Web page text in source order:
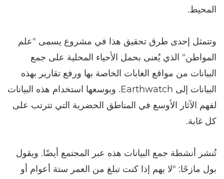
المحيط.
وتتمثل إحدى طرق تحقيق هذا في مشروع يسمى "علم
المواطن" الذي يُعنى بحمل الأحياء المحلية على جمع
البيانات من مواقع الغابات الخاصة بها ورفع تقارير بهذه
البيانات إلى Earthwatch. وبوسعها استخدام هذه البيانات
لفهم الآثار الأوسع في المناطق الحضرية التي تترتب على
كل غابة.
تُنشر أنشطة جمع البيانات هذه عبر المجتمع أيضًا. ويقول
بول مازحًا: "لا يهم إذا كنت تبلغ من العمر ستة أعوام أو